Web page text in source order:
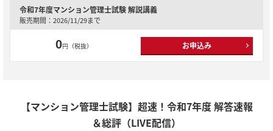
令和7年度マンション管理士試験解説講義
販売期間：2026/11/29まで
0円（税抜） お申込み
【マンション管理士試験】超速！令和7年度 解答速報
＆総評（LIVE配信）